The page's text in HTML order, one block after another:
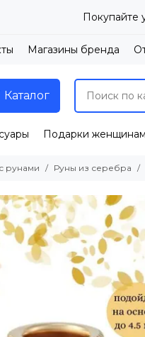
Покупайте
Магазины бренда
Каталог
Подарки женщинам
рунами Руны из серебра